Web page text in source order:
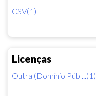
CSV(1)
Licenças
Outra (Domínio Públ...(1)